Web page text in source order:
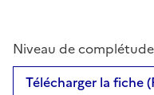
Niveau de
Télécharger la fiche